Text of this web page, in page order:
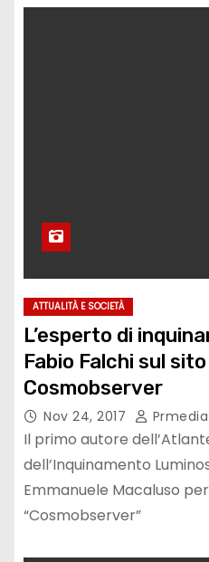
ATTUALITÀ E SOCIETÀ
L’esperto di
Fabio Falchi sul
Cosmobserver
Nov 24, 2017
Il primo autore
dell’Inquinamento
Emmanuele Macaluso
“Cosmobserver”